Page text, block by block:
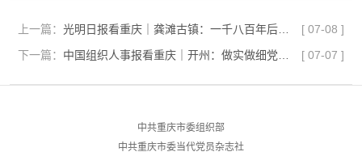
上一篇： 光明日报看重庆｜龚滩古镇：一千八百年后越发“年轻” [ 07-08 ]
下一篇：
中国组织人事报看重庆｜开州：做实做细党员关心关爱 一人一档 清单解难 [ 07-07 ]
中共重庆市委组织部
中共重庆市委当代党员杂志社